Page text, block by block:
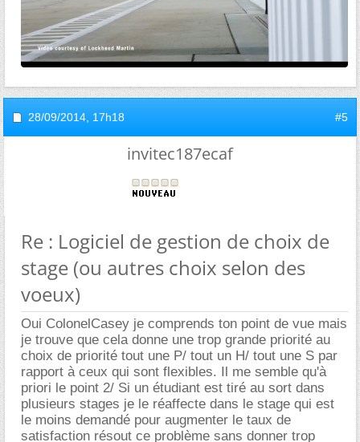
28/09/2014, 17h18 #5
invitec187ecaf
Re : Logiciel de gestion de choix de
stage (ou autres choix selon des
voeux)
Oui ColonelCasey je comprends ton point de vue mais
je trouve que cela donne une trop grande priorité au
choix de priorité tout une P/ tout un H/ tout une S par
rapport à ceux qui sont flexibles. Il me semble qu'à
priori le point 2/ Si un étudiant est tiré au sort dans
plusieurs stages je le réaffecte dans le stage qui est
le moins demandé pour augmenter le taux de
satisfaction résout ce problème sans donner trop